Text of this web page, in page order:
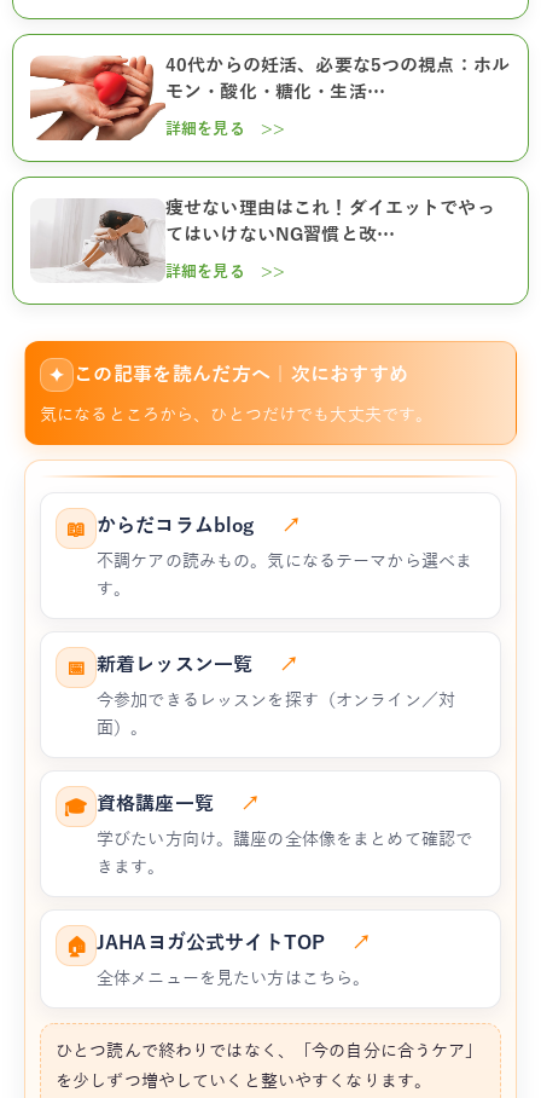
40代からの妊活、必要な5つの視点：ホル
モン・酸化・糖化・生活…
詳細を見る >>
痩せない理由はこれ！ダイエットでやっ
てはいけないNG習慣と改…
詳細を見る >>
✦ この記事を読んだ方へ｜次におすすめ
気になるところから、ひとつだけでも大丈夫です。
📖 からだコラムblog ↗
不調ケアの読みもの。気になるテーマから選べま
す。
📅 新着レッスン一覧 ↗
今参加できるレッスンを探す（オンライン／対
面）。
🎓 資格講座一覧 ↗
学びたい方向け。講座の全体像をまとめて確認で
きます。
🏠 JAHAヨガ公式サイトTOP ↗
全体メニューを見たい方はこちら。
ひとつ読んで終わりではなく、「今の自分に合うケア」
を少しずつ増やしていくと整いやすくなります。